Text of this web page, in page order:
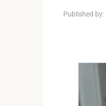
Published by: